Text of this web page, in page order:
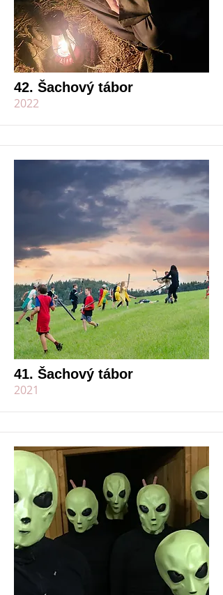
42. Šachový tábor
2022
41. Šachový tábor
2021